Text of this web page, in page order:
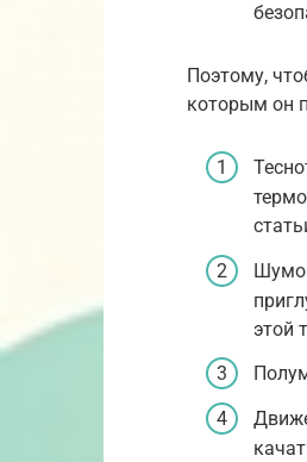
Поэтому,
которым он
этой